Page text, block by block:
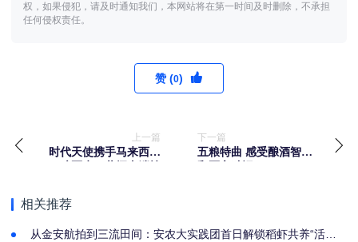
权，如果侵犯，请及时通知我们，本网站将在第一时间及时删除，不承担
任何侵权责任。
赞 (0)
上一篇
时代天使携手马来西亚
下一篇
五粮特曲 感受酿酒智慧
相关推荐
从金安航拍到三流田间：安农大实践团首日解锁稻虾共养“活样